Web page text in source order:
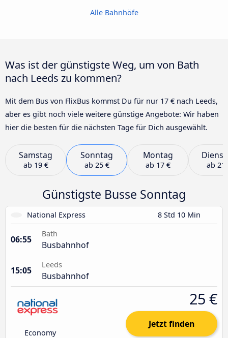
Alle Bahnhöfe
Was ist der günstigste Weg, um von Bath
nach Leeds zu kommen?
Mit dem Bus von FlixBus kommst Du für nur 17 € nach Leeds,
aber es gibt noch viele weitere günstige Angebote: Wir haben
hier die besten für die nächsten Tage für Dich ausgewählt.
Samstag
ab 19 €
Sonntag
ab 25 €
Montag
ab 17 € ab 21
Günstigste Busse Sonntag
National Express 8 Std 10 Min
06:55
Bath
Busbahnhof
15:05
Leeds
Busbahnhof
Economy
25 €
Jetzt finden